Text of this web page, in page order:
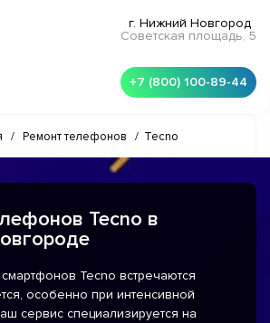
г. Нижний Новгород
Советская площадь, 5
+7 (800) 100-89-44
/ Ремонт телефонов / Tecno
Tecno в
Tecno встречаются
особенно при интенсивной
сервис специализируется на